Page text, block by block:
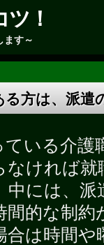
！
ます～
る方は、派遣
いる介護
ければ
には、
的な制
は時間